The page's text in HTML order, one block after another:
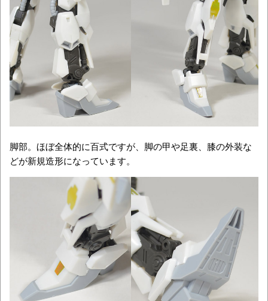
脚部。ほぼ全体的に百式ですが、脚の甲や足裏、膝の外装な
どが新規造形になっています。